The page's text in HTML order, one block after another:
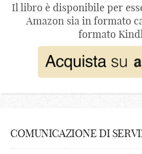
Il libro è disponibile per
Amazon sia in formato
formato
COMUNICAZIONE DI